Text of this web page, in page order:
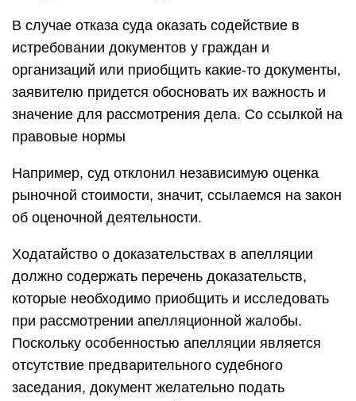
В случае отказа суда оказать содействие в
истребовании документов у граждан и
организаций или приобщить какие-то документы,
заявителю придется обосновать их важность и
значение для рассмотрения дела. Со ссылкой на
правовые нормы
Например, суд отклонил независимую оценка
рыночной стоимости, значит, ссылаемся на закон
об оценочной деятельности.
Ходатайство о доказательствах в апелляции
должно содержать перечень доказательств,
которые необходимо приобщить и исследовать
при рассмотрении апелляционной жалобы.
Поскольку особенностью апелляции является
отсутствие предварительного судебного
заседания, документ желательно подать